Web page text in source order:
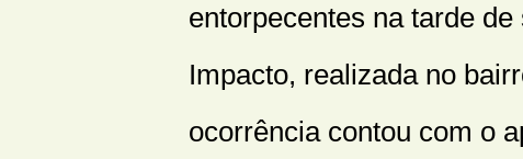
entorpecentes na tarde
Impacto, realizada no
ocorrência contou com o